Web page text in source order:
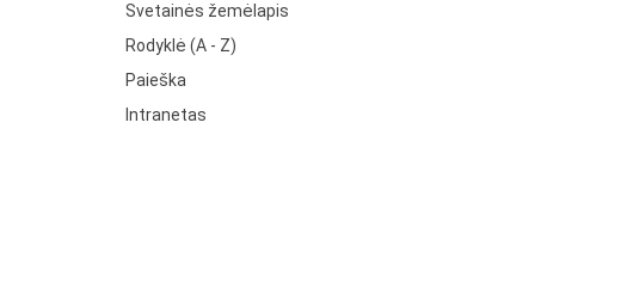
Svetainės žemėlapis
Rodyklė (A - Z)
Paieška
Intranetas